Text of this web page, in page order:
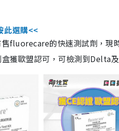
此選購<<
fluorecare的快速測試劑，現
獲歐盟認可，可檢測到Delta